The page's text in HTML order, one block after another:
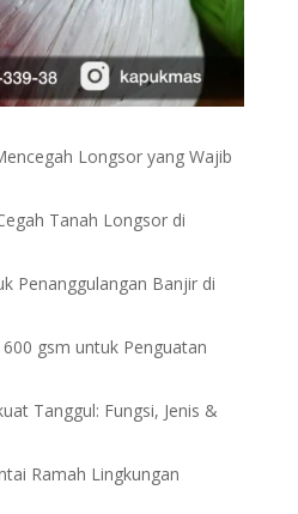
Longsor yang Wajib
Tanah Longsor di
Penanggulangan Banjir di
gsm untuk Penguatan
Tanggul: Fungsi, Jenis &
Ramah Lingkungan